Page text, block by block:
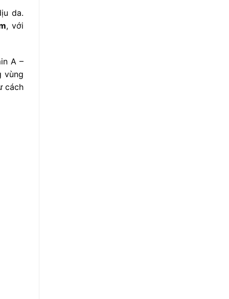
da.
, với
A –
vùng
cách